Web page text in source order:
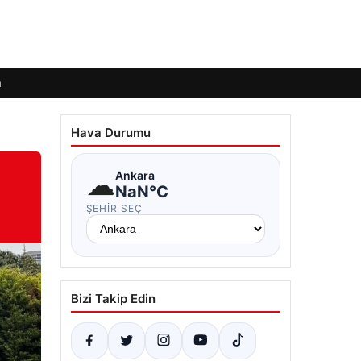
Hava Durumu
☁Ankara
NaN°C
ŞEHIR SEÇ
Bizi Takip Edin